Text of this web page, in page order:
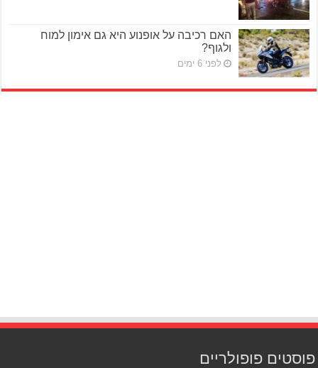
האם רכיבה על אופנוע היא גם אימון למוח
ולגוף?
לפני 6 ימים
פוסטים פופולריים